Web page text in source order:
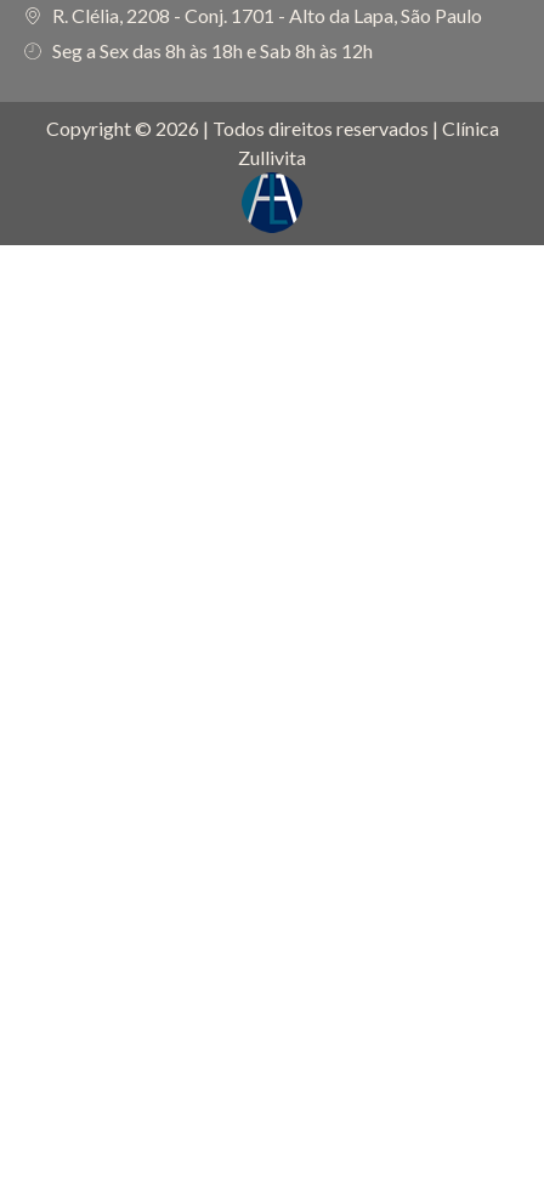
R. Clélia, 2208 - Conj. 1701 - Alto da Lapa, São Paulo
Seg a Sex das 8h às 18h e Sab 8h às 12h
Copyright © 2026 | Todos direitos reservados | Clínica
Zullivita